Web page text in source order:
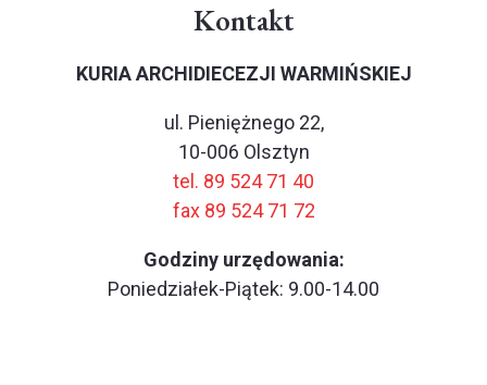
Kontakt
KURIA ARCHIDIECEZJI WARMIŃSKIEJ
ul. Pieniężnego 22,
10-006 Olsztyn
tel. 89 524 71 40
fax 89 524 71 72
Godziny urzędowania:
Poniedziałek-Piątek: 9.00-14.00